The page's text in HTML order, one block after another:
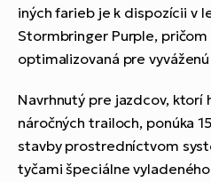
iných farieb je k dispozícii v
Stormbringer Purple,
optimalizovaná pre
Navrhnutý pre jazdcov, ktorí
náročných trailoch, ponúka
stavby prostredníctvom
tyčami špeciálne